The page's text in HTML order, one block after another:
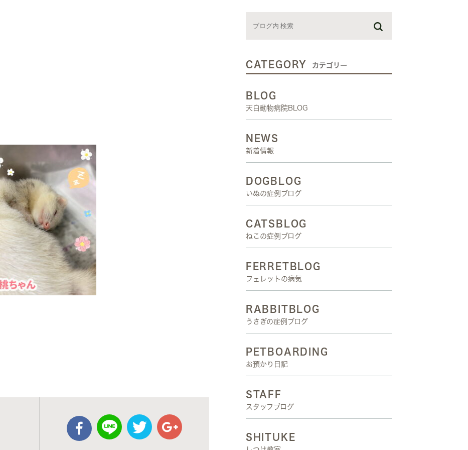
CATEGORY カテゴリー
BLOG
天白動物病院BLOG
NEWS
新着情報
DOGBLOG
いぬの症例ブログ
CATSBLOG
ねこの症例ブログ
FERRETBLOG
フェレットの病気
RABBITBLOG
うさぎの症例ブログ
PETBOARDING
お預かり日記
STAFF
スタッフブログ
SHITUKE